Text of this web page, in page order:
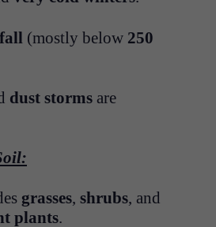
(mostly below 250
dust storms are
grasses, shrubs, and
plants.